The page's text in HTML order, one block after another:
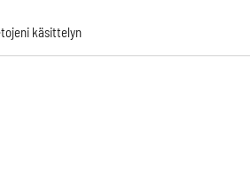
käsittelyn